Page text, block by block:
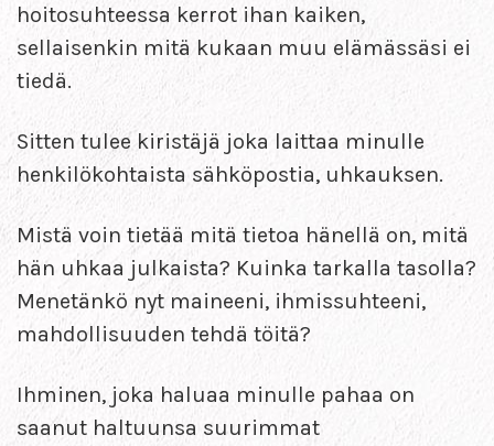
hoitosuhteessa kerrot ihan kaiken,
sellaisenkin mitä kukaan muu elämässäsi ei
tiedä.
Sitten tulee kiristäjä joka laittaa minulle
henkilökohtaista sähköpostia, uhkauksen.
Mistä voin tietää mitä tietoa hänellä on, mitä
hän uhkaa julkaista? Kuinka tarkalla tasolla?
Menetänkö nyt maineeni, ihmissuhteeni,
mahdollisuuden tehdä töitä?
Ihminen, joka haluaa minulle pahaa on
saanut haltuunsa suurimmat